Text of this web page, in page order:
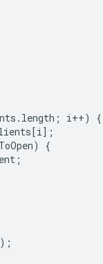
. length ; i++)
{
[i];
)
{
;